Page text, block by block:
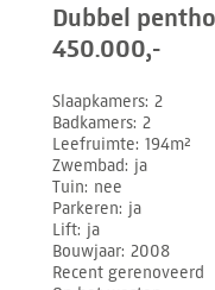
Dubbel
450.000,-
Slaapkamers 2
Badkamers 2
Leefruimte 194m²
Zwembad ja
Tuin nee
Parkeren ja
Lift ja
Bouwjaar 2008
Recent gerenoveerd